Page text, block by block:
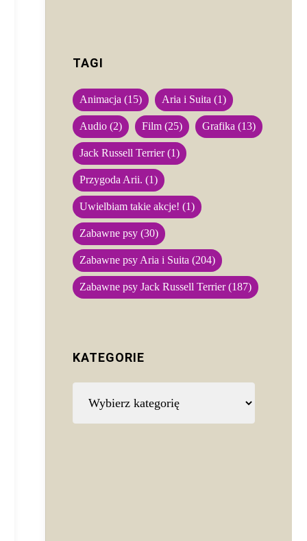
TAGI
Animacja (15) Aria i Suita (1)
Audio (2) Film (25) Grafika (13)
Jack Russell Terrier(1)
Przygoda Arii. (1)
Uwielbiam takie akcje! (1)
Zabawne psy (30)
Zabawne psy Aria i Suita (204)
Zabawne psy Jack Russell Terrier(187)
KATEGORIE